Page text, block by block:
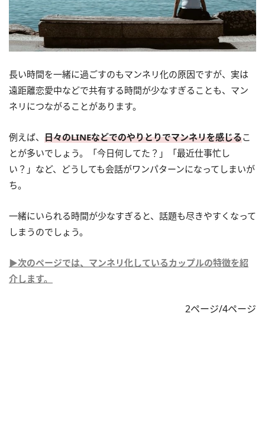
長い時間を一緒に過ごすのもマンネリ化の原因ですが、実は
遠距離恋愛中などで共有する時間が少なすぎることも、マン
ネリにつながることがあります。
例えば、 日々のLINEなどでのやりとりでマンネリを感じるこ
とが多いでしょう。「今日何してた？」「最近仕事忙し
い？」など、どうしても会話がワンパターンになってしまいが
ち。
一緒にいられる時間が少なすぎると、話題も尽きやすくなって
しまうのでしょう。
▶次のページでは、マンネリ化しているカップルの特徴を紹
介します。
2ページ/4ページ